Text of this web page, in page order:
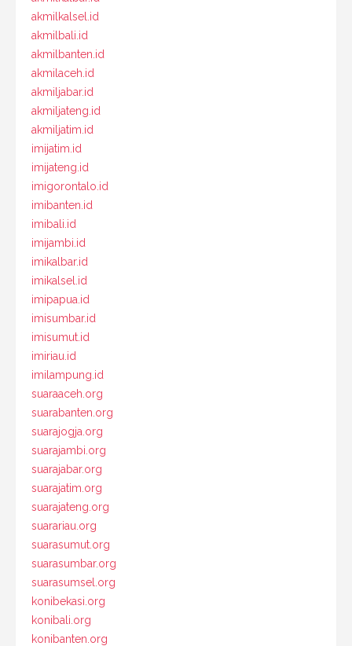
akmilkalsel.id
akmilbali.id
akmilbanten.id
akmilaceh.id
akmiljabar.id
akmiljateng.id
akmiljatim.id
imijatim.id
imijateng.id
imigorontalo.id
imibanten.id
imibali.id
imijambi.id
imikalbar.id
imikalsel.id
imipapua.id
imisumbar.id
imisumut.id
imiriau.id
imilampung.id
suaraaceh.org
suarabanten.org
suarajogja.org
suarajambi.org
suarajabar.org
suarajatim.org
suarajateng.org
suarariau.org
suarasumut.org
suarasumbar.org
suarasumsel.org
konibekasi.org
konibali.org
konibanten.org